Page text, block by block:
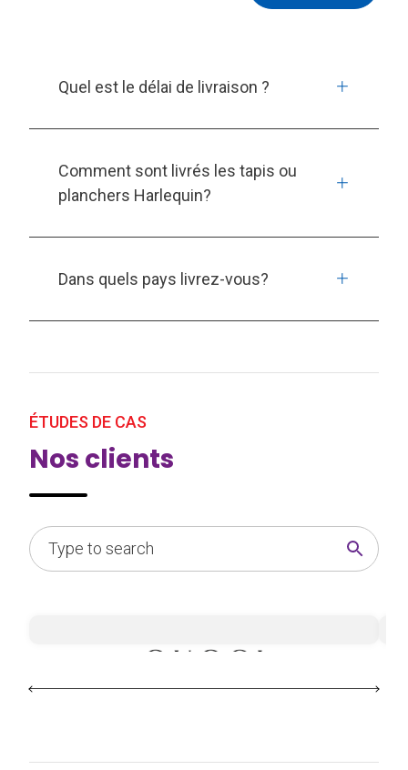
Quel est le délai de livraison ?
Comment sont livrés les tapis ou
planchers Harlequin?
Dans quels pays livrez-vous?
ÉTUDES DE CAS
Nos clients